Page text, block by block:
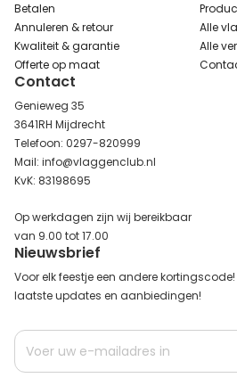
Betalen
Annuleren & retour
Kwaliteit & garantie
Offerte op maat
Alle
Alle
Contact
Genieweg 35
3641RH Mijdrecht
Telefoon: 0297-820999
Mail: info@vlaggenclub.nl
KvK: 83198695
Op werkdagen zijn wij bereikbaar
van 9.00 tot 17.00
Nieuwsbrief
Voor elk feestje een andere
laatste updates en aanbiedingen!
Abonneer
op